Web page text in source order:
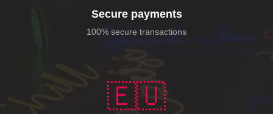
Secure payments
100% secure transactions
🇪🇺